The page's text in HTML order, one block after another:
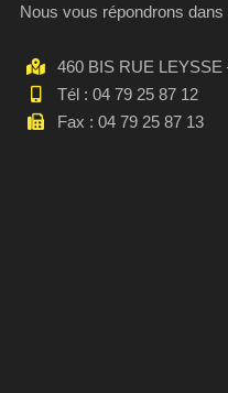
Nous vous répondrons
460 BIS RUE
Tél : 04 79 25 87 12
Fax : 04 79 25 87 13